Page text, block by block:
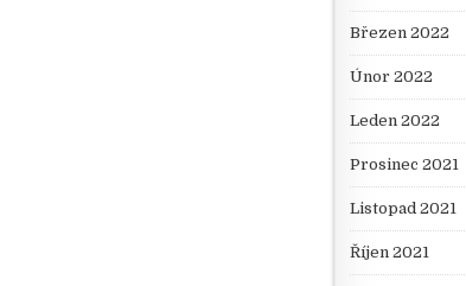
Březen 2022
Únor 2022
Leden 2022
Prosinec 2021
Listopad 2021
Říjen 2021